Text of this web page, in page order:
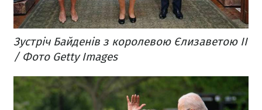
Зустріч Байденів з королевою Єлизаветою II
/ Фото Getty Images